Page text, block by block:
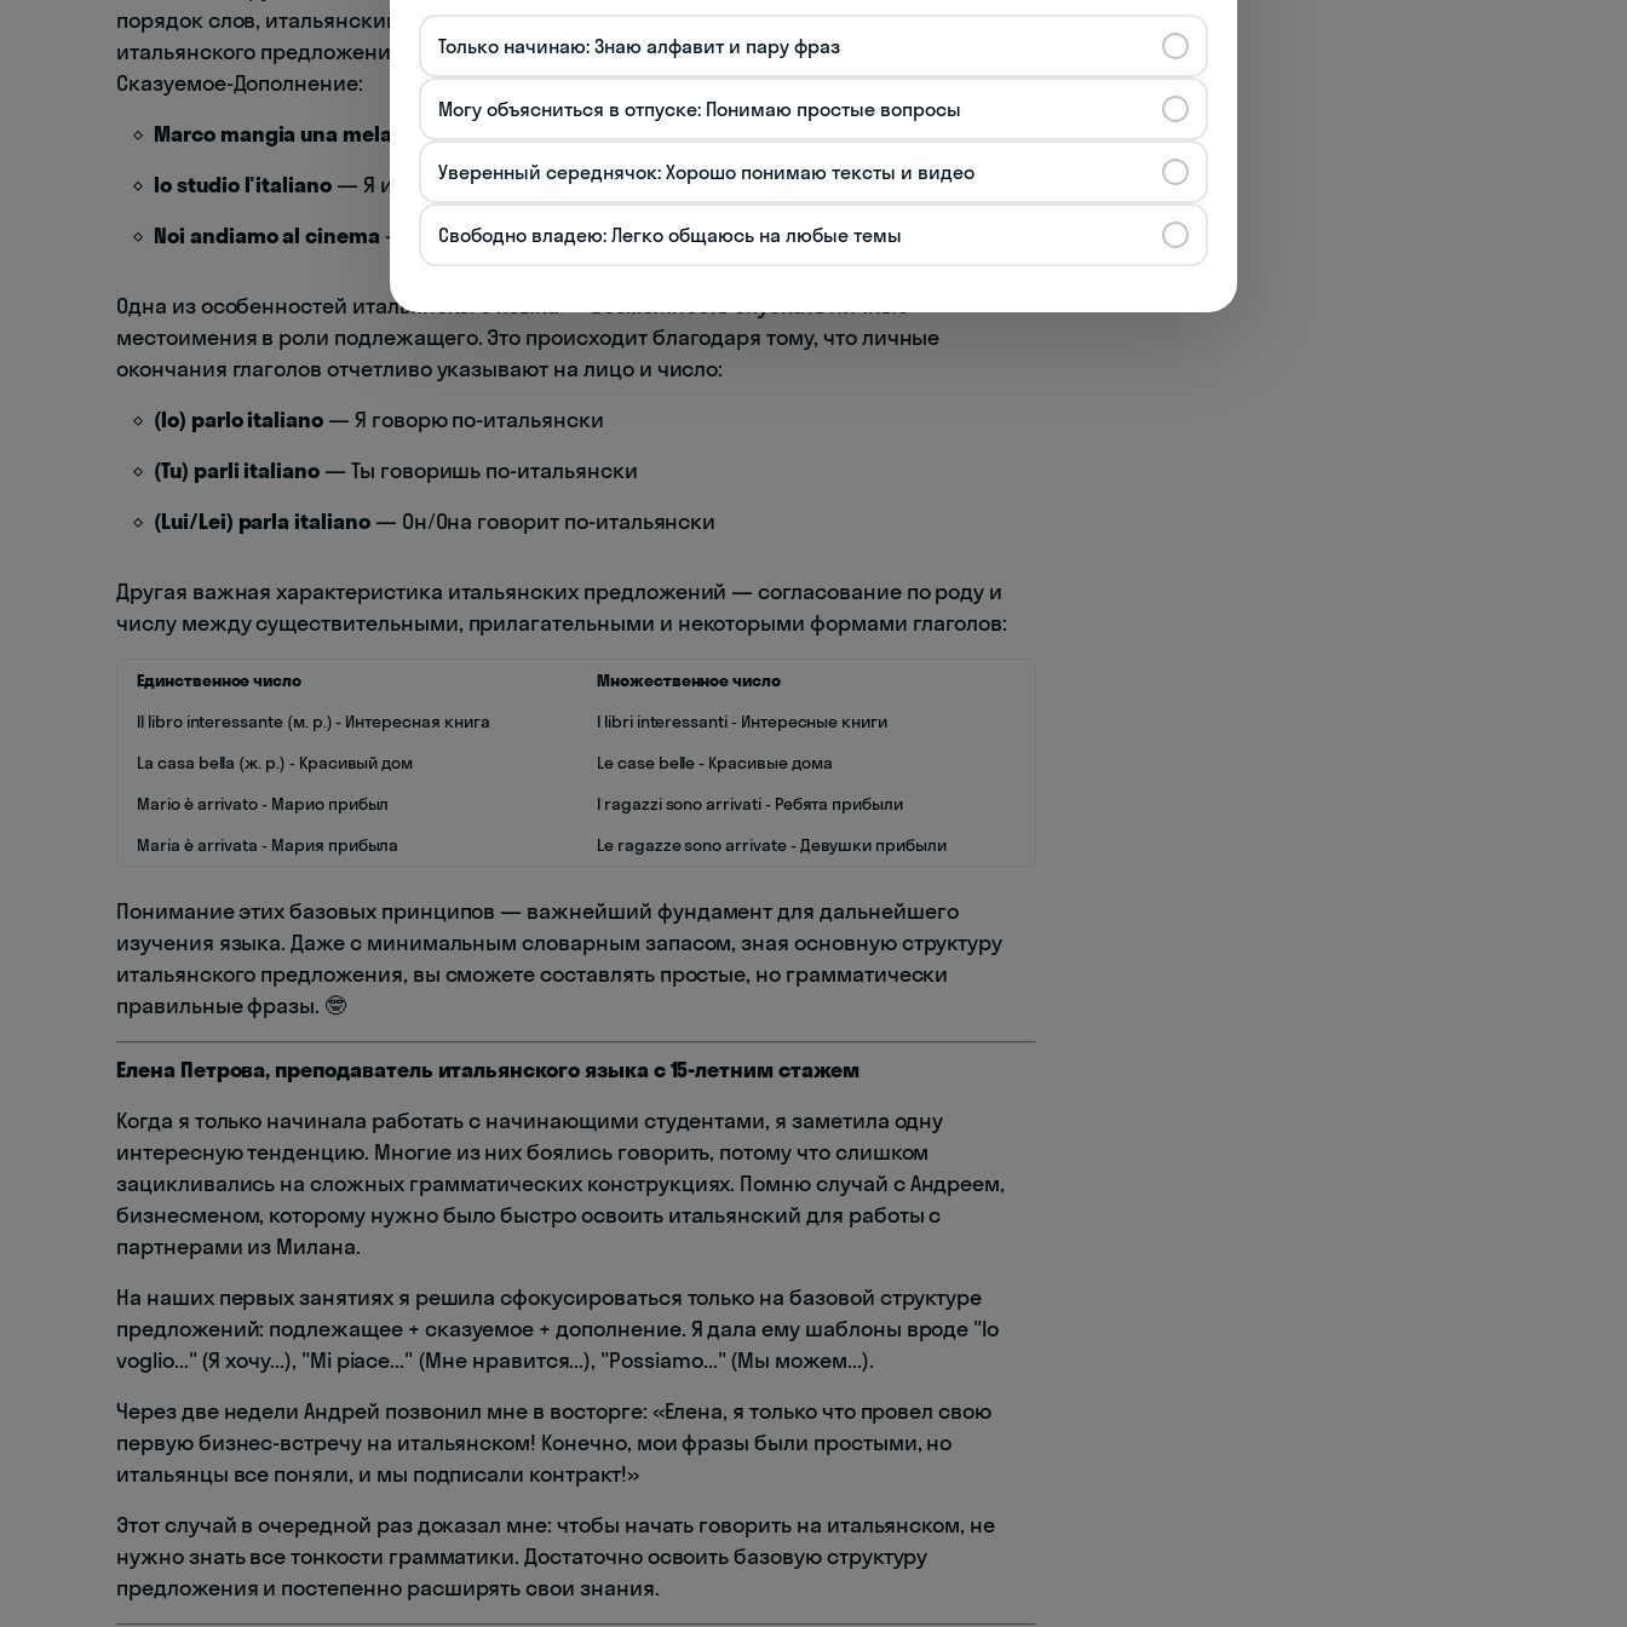
порядок слов, итальянский язык имеет более фиксированную структуру. Базовая схема
итальянского предложения следует порядку SVO (Subject-Verb-Object) – Подлежащее-
Сказуемое-Дополнение:
Marco mangia una mela — Марко ест яблоко
Io studio l'italiano — Я изучаю итальянский
Noi andiamo al cinema — Мы идем в кино
Одна из особенностей итальянского языка — возможность опускать личные
местоимения в роли подлежащего. Это происходит благодаря тому, что личные
окончания глаголов отчетливо указывают на лицо и число:
(Io) parlo italiano — Я говорю по-итальянски
(Tu) parli italiano — Ты говоришь по-итальянски
(Lui/Lei) parla italiano— Он/Она говорит по-итальянски
Другая важная характеристика итальянских предложений — согласование по роду и
числу между существительными, прилагательными и некоторыми формами глаголов:
Единственное число
Множественное число
Il libro interessante (м. р.) - Интересная книга
I libri interessanti - Интересные книги
La casa bella (ж. р.) - Красивый дом
Le case belle - Красивые дома
Mario è arrivato - Марио прибыл
I ragazzi sono arrivati - Ребята прибыли
Maria è arrivata - Мария прибыла
Le ragazze sono arrivate - Девушки прибыли
Понимание этих базовых принципов — важнейший фундамент для дальнейшего
изучения языка. Даже с минимальным словарным запасом, зная основную структуру
итальянского предложения, вы сможете составлять простые, но грамматически
правильные фразы. 🤓
Елена Петрова, преподаватель итальянского языка с 15-летним стажем
Когда я только начинала работать с начинающими студентами, я заметила одну
интересную тенденцию. Многие из них боялись говорить, потому что слишком
зацикливались на сложных грамматических конструкциях. Помню случай с Андреем,
бизнесменом, которому нужно было быстро освоить итальянский для работы с
партнерами из Милана.
На наших первых занятиях я решила сфокусироваться только на базовой структуре
предложений: подлежащее + сказуемое + дополнение. Я дала ему шаблоны вроде "Io
voglio..." (Я хочу...), "Mi piace..." (Мне нравится...), "Possiamo..." (Мы можем...).
Через две недели Андрей позвонил мне в восторге: «Елена, я только что провел свою
первую бизнес-встречу на итальянском! Конечно, мои фразы были простыми, но
итальянцы все поняли, и мы подписали контракт!»
Этот случай в очередной раз доказал мне: чтобы начать говорить на итальянском, не
нужно знать все тонкости грамматики. Достаточно освоить базовую структуру
предложения и постепенно расширять свои знания.
Только начинаю: Знаю алфавит и пару фраз
Могу объясниться в отпуске: Понимаю простые вопросы
Уверенный середнячок: Хорошо понимаю тексты и видео
Свободно владею: Легко общаюсь на любые темы